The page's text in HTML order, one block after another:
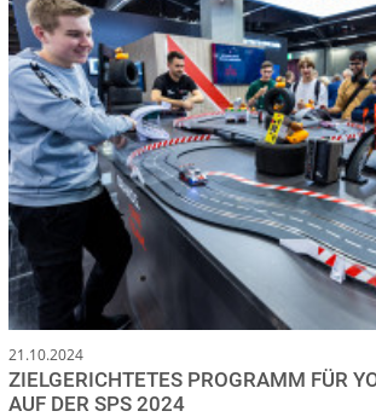
21.10.2024
ZIELGERICHTETES PROGRAMM FÜR
AUF DER SPS 2024